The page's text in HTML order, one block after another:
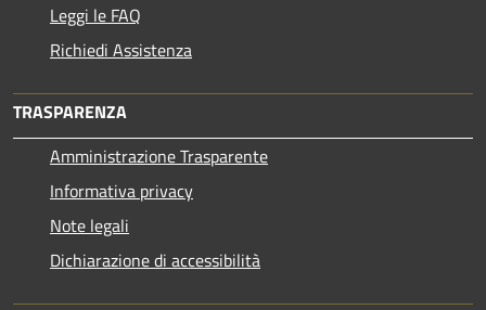
Leggi le FAQ
Richiedi Assistenza
TRASPARENZA
Amministrazione Trasparente
Informativa privacy
Note legali
Dichiarazione di accessibilità